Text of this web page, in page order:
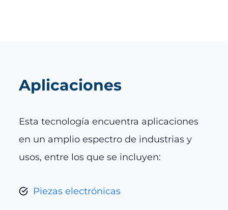
Aplicaciones
Esta tecnología encuentra aplicaciones
en un amplio espectro de industrias y
usos, entre los que se incluyen:
Piezas electrónicas